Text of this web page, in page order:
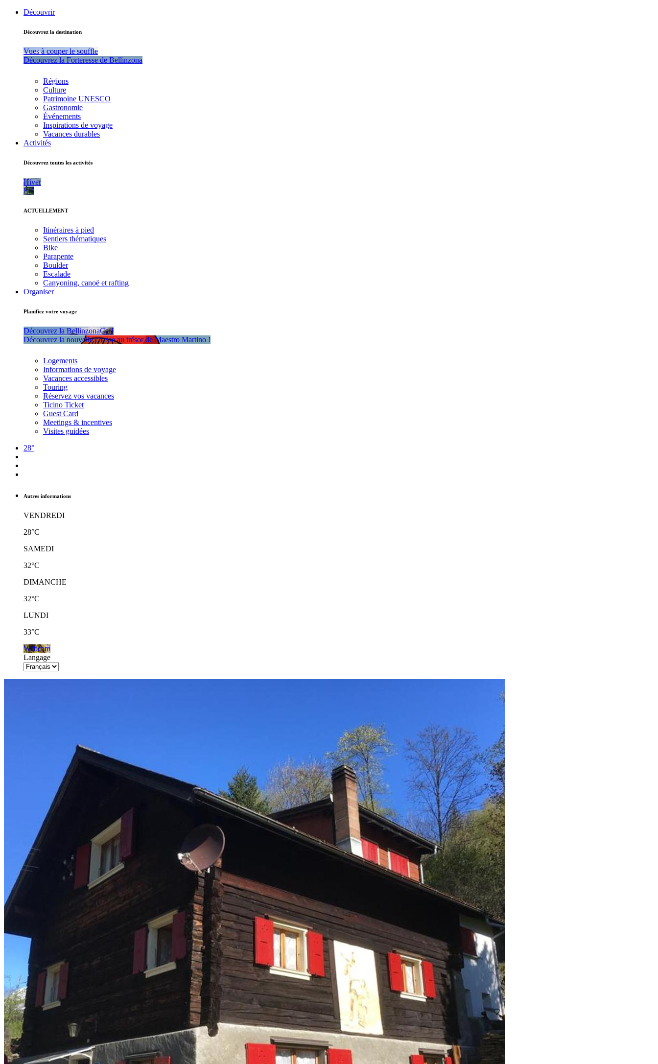
Découvrir
Découvrez la destination
Vues à couper le souffle
Découvrez la Forteresse de Bellinzona
Régions
Culture
Patrimoine UNESCO
Gastronomie
Événements
Inspirations de voyage
Vacances durables
Activités
Découvrez toutes les activités
Hiver
Été
ACTUELLEMENT
Itinéraires à pied
Sentiers thématiques
Bike
Parapente
Boulder
Escalade
Canyoning, canoë et rafting
Organiser
Planifiez votre voyage
Découvrez la BellinzonaCar!
Découvrez la nouvelle chasse au trésor de Maestro Martino !
Logements
Informations de voyage
Vacances accessibles
Touring
Réservez vos vacances
Ticino Ticket
Guest Card
Meetings & incentives
Visites guidées
28°
Autres informations
VENDREDI
28°C
SAMEDI
32°C
DIMANCHE
32°C
LUNDI
33°C
Webcam
Langage